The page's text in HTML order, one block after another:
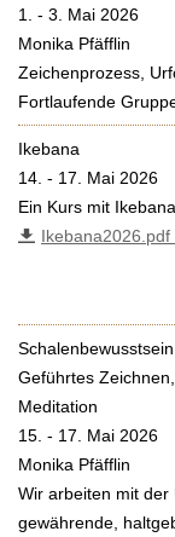
1. - 3. Mai 2026
Monika Pfäfflin
Zeichenprozess,
Fortlaufende
Ikebana
14. - 17. Mai 2026
Ein Kurs mit
Ikebana2026.pdf
Schalenbewusstsein
Geführtes
Meditation
15. - 17. Mai 2026
Monika Pfäfflin
Wir arbeiten mit der
gewährende,